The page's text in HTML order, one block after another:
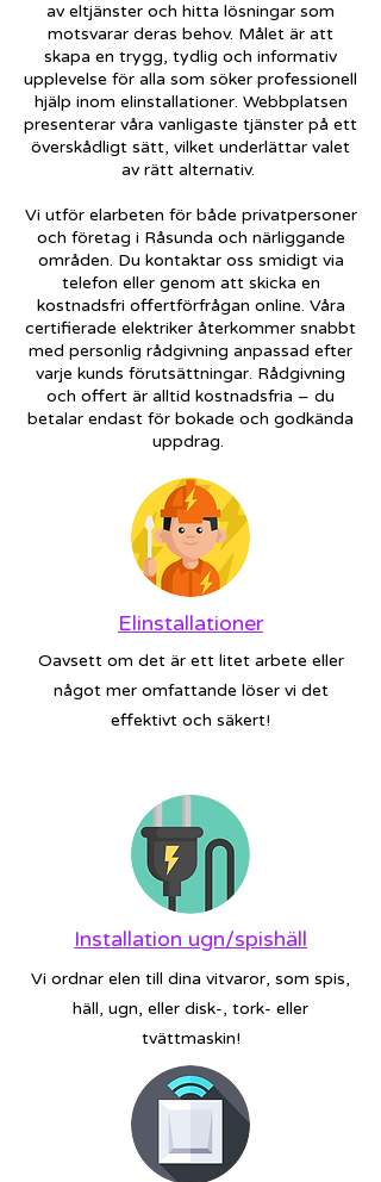
av eltjänster och hitta lösningar som
motsvarar deras behov. Målet är att
skapa en trygg, tydlig och informativ
upplevelse för alla som söker professionell
hjälp inom elinstallationer. Webbplatsen
presenterar våra vanligaste tjänster på ett
överskådligt sätt, vilket underlättar valet
av rätt alternativ.
Vi utför elarbeten för både privatpersoner
och företag i Råsunda och närliggande
områden. Du kontaktar oss smidigt via
telefon eller genom att skicka en
kostnadsfri offertförfrågan online. Våra
certifierade elektriker återkommer snabbt
med personlig rådgivning anpassad efter
varje kunds förutsättningar. Rådgivning
och offert är alltid kostnadsfria – du
betalar endast för bokade och godkända
uppdrag.
Elinstallationer
Oavsett om det är ett litet arbete eller
något mer omfattande löser vi det
effektivt och säkert!
Installation ugn/spishäll
Vi ordnar elen till dina vitvaror, som spis,
häll, ugn, eller disk-, tork- eller
tvättmaskin!